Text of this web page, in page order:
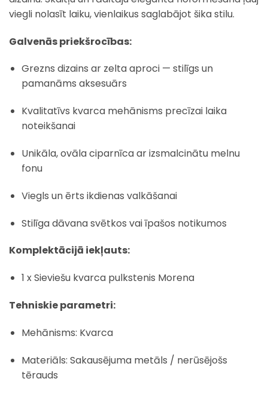
viegli nolasīt laiku, vienlaikus saglabājot šika stilu.
Galvenās priekšrocības:
Grezns dizains ar zelta aproci — stilīgs un
pamanāms aksesuārs
Kvalitatīvs kvarca mehānisms precīzai laika
noteikšanai
Unikāla, ovāla ciparnīca ar izsmalcinātu melnu
fonu
Viegls un ērts ikdienas valkāšanai
Stilīga dāvana svētkos vai īpašos notikumos
Komplektācijā iekļauts:
1 x Sieviešu kvarca pulkstenis Morena
Tehniskie parametri:
Mehānisms: Kvarca
Materiāls: Sakausējuma metāls / nerūsējošs
tērauds